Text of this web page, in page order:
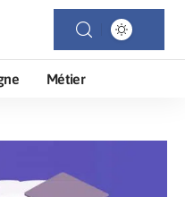
Métier